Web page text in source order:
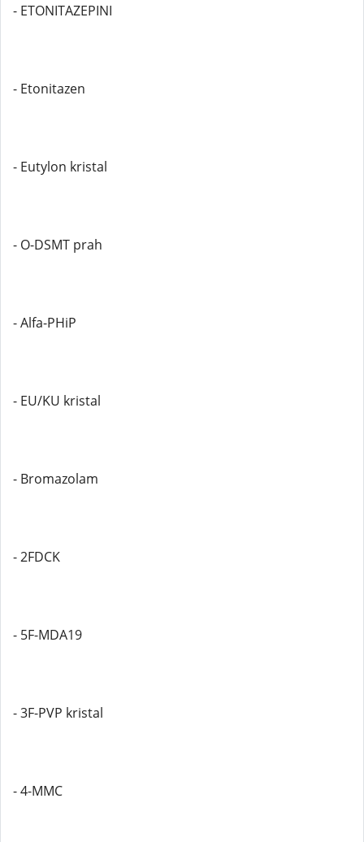
- ETONITAZEPINI
- Etonitazen
- Eutylon kristal
- O-DSMT prah
- Alfa-PHiP
- EU/KU kristal
- Bromazolam
- 2FDCK
- 5F-MDA19
- 3F-PVP kristal
- 4-MMC